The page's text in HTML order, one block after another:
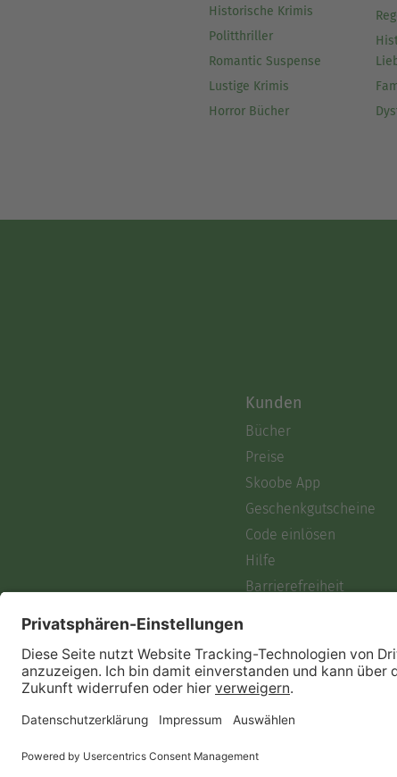
Historische Krimis
Politthriller
Romantic Suspense
Lustige Krimis
Horror Bücher
Kunden
Bücher
Preise
Skoobe App
Geschenkgutscheine
Code einlösen
Hilfe
Barrierefreiheit